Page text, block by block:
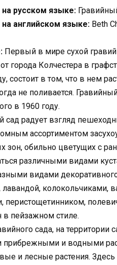
на русском языке:
на английском языке: Beth
Первый в мире сухой
города Колчестера в
состоит в том, что в нем
не поливается.
в 1960 году.
сад радует взгляд
ассортиментом
зон, обильно цветущих с
различными видами
видами
лавандой, колокольчиками,
перистощетинником,
пейзажном стиле.
сада, на
прибрежными и водными
и лесные растения. Здесь